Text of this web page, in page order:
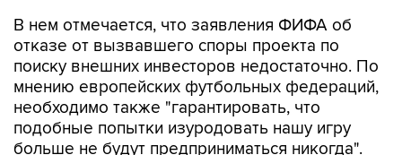
В нем отмечается, что заявления ФИФА об
отказе от вызвавшего споры проекта по
поиску внешних инвесторов недостаточно. По
мнению европейских футбольных федераций,
необходимо также "гарантировать, что
подобные попытки изуродовать нашу игру
больше не будут предприниматься никогда".